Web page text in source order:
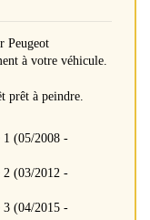
Peugeot
à votre véhicule.
prêt à peindre.
(05/2008 -
(03/2012 -
(04/2015 -